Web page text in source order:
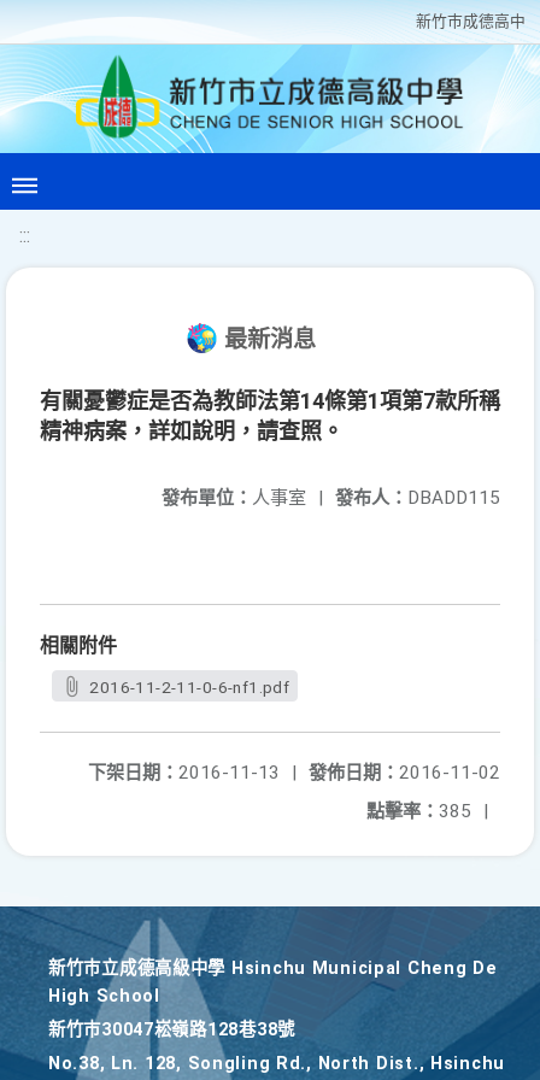
新竹巿成德高中
:::
最新消息
有關憂鬱症是否為教師法第14條第1項第7款所稱
精神病案，詳如說明，請查照。
發布人： DBADD115
發布單位： 人事室 |
相關附件
2016-11-2-11-0-6-nf1.pdf
發佈日期： 2016-11-02
下架日期： 2016-11-13
|
點擊率： 385 |
新竹巿立成德高級中學 Hsinchu Municipal Cheng De
High School
新竹巿30047崧嶺路128巷38號
No.38, Ln. 128, Songling Rd., North Dist., Hsinchu